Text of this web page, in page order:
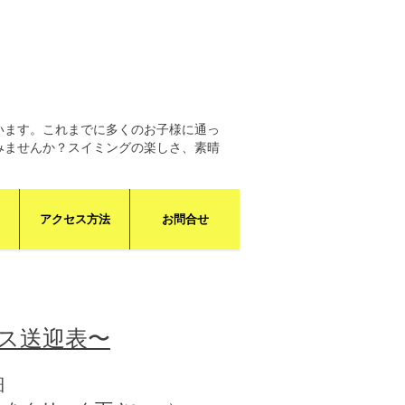
す。これまでに多くのお子様に通っ
せんか？スイミングの楽しさ、素晴
アクセス方法 お問合せ
送迎表〜